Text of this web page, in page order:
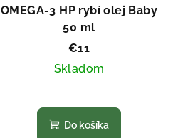
OMEGA-3 HP rybí olej Baby
50 ml
€11
Skladom
hodnotenie
produktu
Do košíka